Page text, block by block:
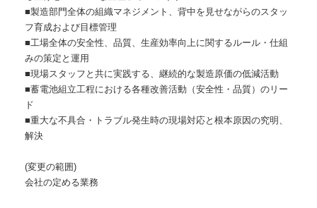
■製造部門全体の組織マネジメント、背中を見せながらのスタッ
フ育成および目標管理
■工場全体の安全性、品質、生産効率向上に関するルール・仕組
みの策定と運用
■現場スタッフと共に実践する、継続的な製造原価の低減活動
■蓄電池組立工程における各種改善活動（安全性・品質）のリー
ド
■重大な不具合・トラブル発生時の現場対応と根本原因の究明、
解決
(変更の範囲)
会社の定める業務